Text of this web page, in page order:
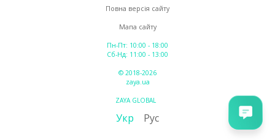
Повна версія сайту
Мапа сайту
Пн-Пт: 10:00 - 18:00
Сб-Нд: 11:00 - 13:00
© 2018-2026
zaya.ua
ZAYA GLOBAL
Укр Рус